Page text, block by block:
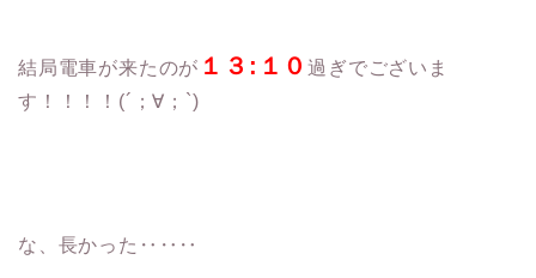
結局電車が来たのが １３:１０過ぎでございま
す！！！！(´；∀；`)
な、長かった‥‥‥